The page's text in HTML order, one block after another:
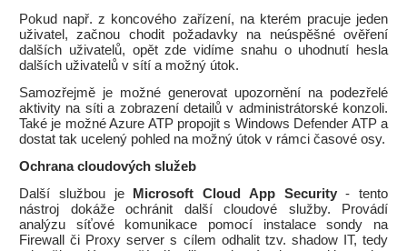
Pokud např. z koncového zařízení, na kterém pracuje jeden
uživatel, začnou chodit požadavky na neúspěšné ověření
dalších uživatelů, opět zde vidíme snahu o uhodnutí hesla
dalších uživatelů v sítí a možný útok.
Samozřejmě je možné generovat upozornění na podezřelé
aktivity na síti a zobrazení detailů v administrátorské konzoli.
Také je možné Azure ATP propojit s Windows Defender ATP a
dostat tak ucelený pohled na možný útok v rámci časové osy.
Ochrana cloudových služeb
Další službou je
Microsoft Cloud App Security- tento
nástroj dokáže ochránit další cloudové služby. Provádí
analýzu síťové komunikace pomocí instalace sondy na
Firewall či Proxy server s cílem odhalit tzv. shadow IT, tedy